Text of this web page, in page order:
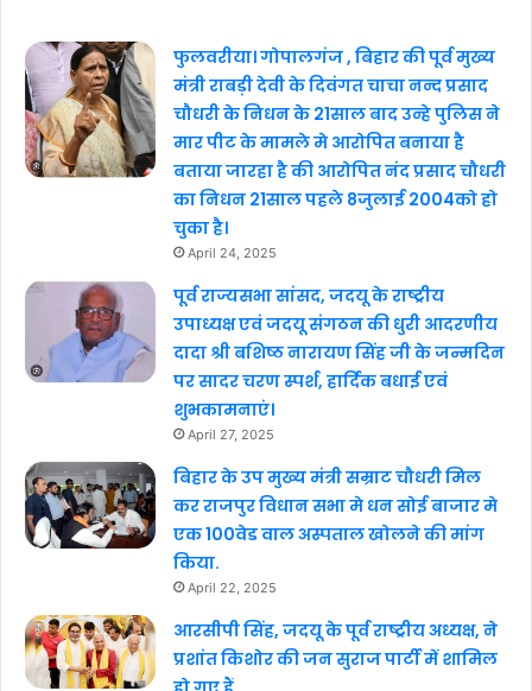
फुलवरीया। गोपालगंज , बिहार की पूर्व मुख्य
मंत्री राबड़ी देवी के दिवंगत चाचा नन्द प्रसाद
चौधरी के निधन के 21साल बाद उन्हे पुलिस ने
मार पीट के मामले मे आरोपित बनाया है
बताया जारहा है की आरोपित नंद प्रसाद चौधरी
का निधन 21साल पहले 8जुलाई 2004को हो
चुका है।
April 24, 2025
पूर्व राज्यसभा सांसद, जदयू के राष्ट्रीय
उपाध्यक्ष एवं जदयू संगठन की धुरी आदरणीय
दादा श्री बशिष्ठ नारायण सिंह जी के जन्मदिन
पर सादर चरण स्पर्श, हार्दिक बधाई एवं
शुभकामनाएं।
April 27, 2025
बिहार के उप मुख्य मंत्री सम्राट चौधरी मिल
कर राजपुर विधान सभा मे धन सोई बाजार मे
एक 100वेड वाल अस्पताल खोलने की मांग
किया.
April 22, 2025
आरसीपी सिंह, जदयू के पूर्व राष्ट्रीय अध्यक्ष, ने
प्रशांत किशोर की जन सुराज पार्टी में शामिल